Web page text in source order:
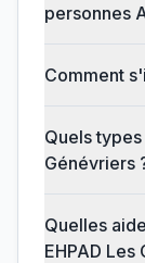
personnes
Quels types
Génévriers
Quelles